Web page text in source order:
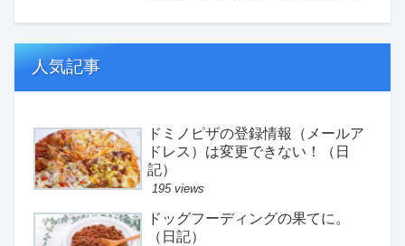
人気記事
ドミノピザの登録情報（メールア
ドレス）は変更できない！（日
記）
195 views
ドッグフーディングの果てに。
（日記）